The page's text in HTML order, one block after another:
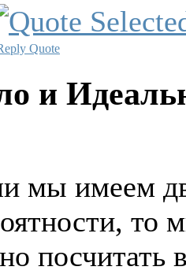
Quote
и
мы имеем
то
посчитать